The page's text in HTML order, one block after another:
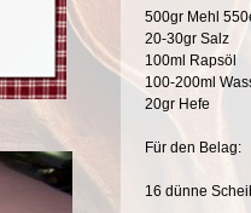
500gr Mehl
20-30gr Salz
100ml Rapsöl
100-200ml
20gr Hefe
Für den Belag:
16 dünne